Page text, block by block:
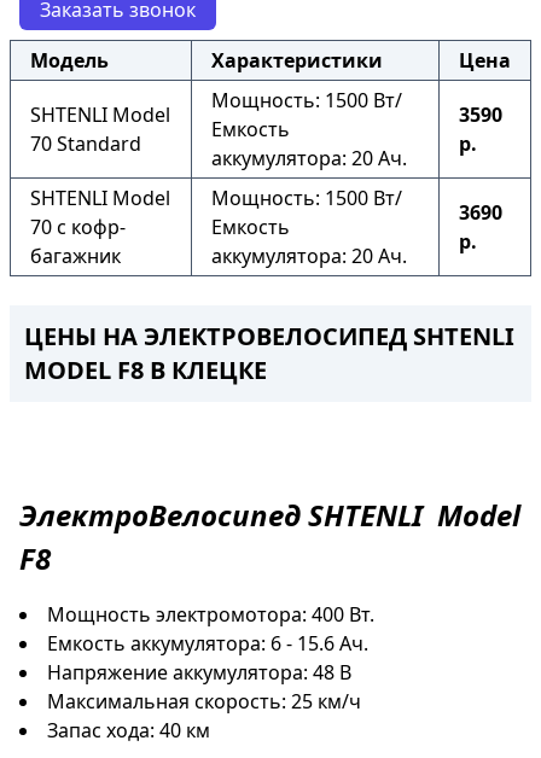
Заказать звонок
Модель
Характеристики Цена
SHTENLI Model
70 Standard
Мощность: 1500 Вт/
Емкость
аккумулятора: 20 Ач.
3590
р.
SHTENLI Model
70 с кофр-
багажник
Мощность: 1500 Вт/
Емкость
аккумулятора: 20 Ач.
3690
р.
ЦЕНЫ НА ЭЛЕКТРОВЕЛОСИПЕД SHTENLI
MODEL F8 В КЛЕЦКЕ
ЭлектроВелосипедSHTENLI Model
F8
Мощность электромотора: 400 Вт.
Емкость аккумулятора: 6 - 15.6 Ач.
Напряжение аккумулятора: 48 В
Максимальная скорость: 25 км/ч
Запас хода: 40 км